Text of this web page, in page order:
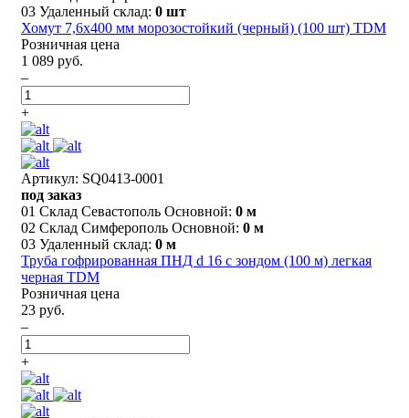
03 Удаленный склад: 0 шт
Хомут 7,6х400 мм морозостойкий (черный) (100 шт) TDM
Розничная цена
1 089 руб.
–
+
Артикул: SQ0413-0001
под заказ
01 Склад Севастополь Основной: 0 м
02 Склад Симферополь Основной: 0 м
03 Удаленный склад: 0 м
Труба гофрированная ПНД d 16 с зондом (100 м) легкая
черная TDM
Розничная цена
23 руб.
–
+